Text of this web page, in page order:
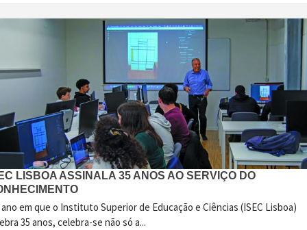
LISBOA ASSINALA 35 ANOS AO SERVIÇO DO
em que o Instituto Superior de Educação e Ciências (ISEC Lisboa)
35 anos, celebra-se não só a...